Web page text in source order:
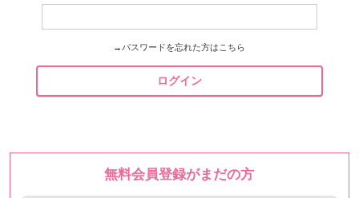
→ パスワードを忘れた方はこちら
ログイン
無料会員登録がまだの方